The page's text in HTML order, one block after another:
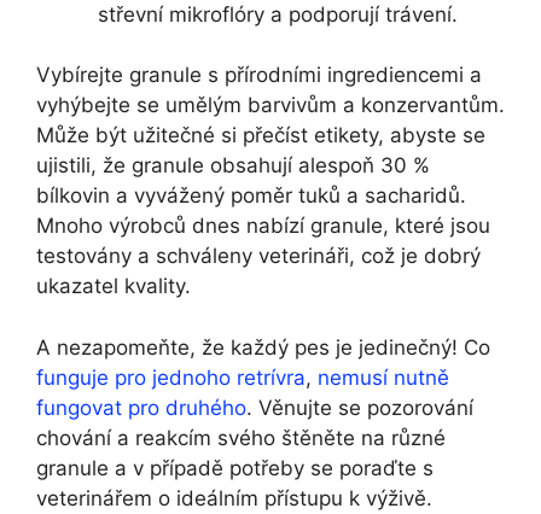
střevní mikroflóry a podporují trávení.
Vybírejte granule s přírodními ingrediencemi a
vyhýbejte se umělým barvivům a konzervantům.
Může být užitečné si přečíst etikety, abyste se
ujistili, že granule obsahují alespoň 30 %
bílkovin a vyvážený poměr tuků a sacharidů.
Mnoho výrobců dnes nabízí granule, které jsou
testovány a schváleny veterináři, což je dobrý
ukazatel kvality.
A nezapomeňte, že každý pes je jedinečný! Co
funguje pro jednoho retrívra, nemusí nutně
fungovat pro druhého. Věnujte se pozorování
chování a reakcím svého štěněte na různé
granule a v případě potřeby se poraďte s
veterinářem o ideálním přístupu k výživě.